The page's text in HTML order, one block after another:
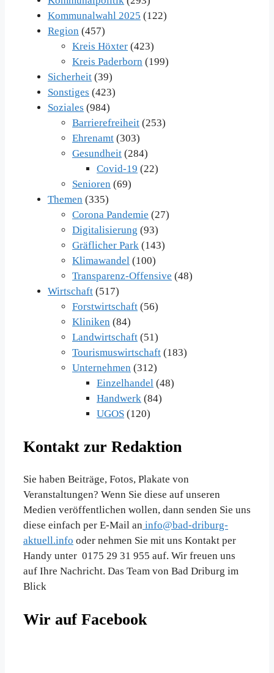
Kommunalwahl 2025 (122)
Region (457)
Kreis Höxter (423)
Kreis Paderborn (199)
Sicherheit (39)
Sonstiges (423)
Soziales (984)
Barrierefreiheit (253)
Ehrenamt (303)
Gesundheit (284)
Covid-19 (22)
Senioren (69)
Themen (335)
Corona Pandemie (27)
Digitalisierung (93)
Gräflicher Park (143)
Klimawandel (100)
Transparenz-Offensive (48)
Wirtschaft (517)
Forstwirtschaft (56)
Kliniken (84)
Landwirtschaft (51)
Tourismuswirtschaft (183)
Unternehmen (312)
Einzelhandel (48)
Handwerk (84)
UGOS (120)
Kontakt zur Redaktion
Sie haben Beiträge, Fotos, Plakate von
Veranstaltungen? Wenn Sie diese auf unseren
Medien veröffentlichen wollen, dann senden Sie uns
diese einfach per E-Mail an info@bad-driburg-
aktuell.info oder nehmen Sie mit uns Kontakt per
Handy unter 0175 29 31 955 auf. Wir freuen uns
auf Ihre Nachricht. Das Team von Bad Driburg im
Blick
Wir auf Facebook